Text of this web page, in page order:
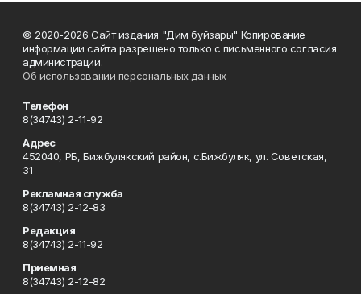
© 2020-2026 Сайт издания "Дим буйзары" Копирование
информации сайта разрешено только с письменного согласия
администрации.
Об использовании персональных данных
Телефон
8(34743) 2-11-92
Адрес
452040, РБ, Бижбулякский район, с.Бижбуляк, ул. Советская,
31
Рекламная служба
8(34743) 2-12-83
Редакция
8(34743) 2-11-92
Приемная
8(34743) 2-12-82